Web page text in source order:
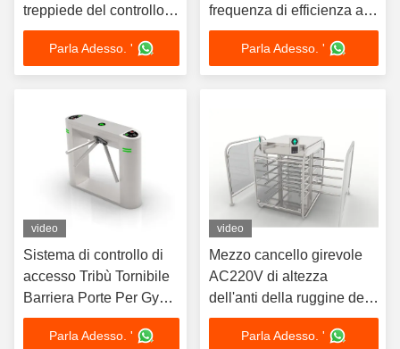
treppiede del controllo di
accesso bidirezionale
Parla Adesso. '
frequenza di efficienza a
doppia corsia per il
controllo degli accessi
Parla Adesso. '
video
Sistema di controllo di
accesso Tribù Tornibile
Barriera Porte Per Gym
Bus Edificio ufficio
Parla Adesso. '
video
Mezzo cancello girevole
AC220V di altezza
dell'anti della ruggine del
treppiede portone del
cancello girevole
Parla Adesso. '